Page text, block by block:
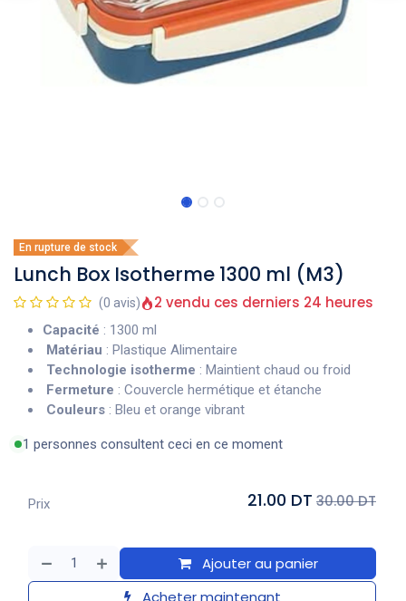
En rupture de stock
Lunch Box Isotherme 1300 ml (M3)
(0 avis) 2 vendu ces derniers 24 heures
Capacité : 1300 ml
Matériau : Plastique Alimentaire
Technologie isotherme : Maintient chaud ou froid
Fermeture : Couvercle hermétique et étanche
Couleurs : Bleu et orange vibrant
1 personnes consultent ceci en ce moment
Ajouter au panier
Acheter maintenant
Prix 21.00 DT 30.00 DT